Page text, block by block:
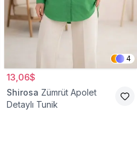
4
13,06$
Shirosa Zümrüt Apolet
Detaylı Tunik